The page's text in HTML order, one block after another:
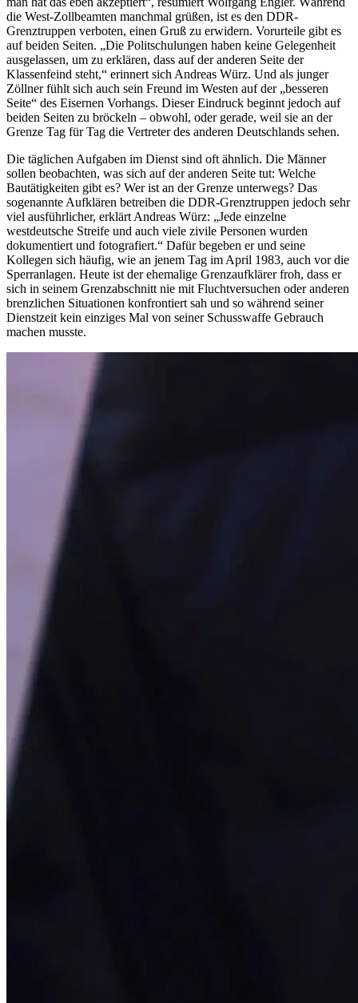
die West-Zollbeamten manchmal grüßen, ist es den DDR-
Grenztruppen verboten, einen Gruß zu erwidern. Vorurteile gibt es
auf beiden Seiten. „Die Politschulungen haben keine Gelegenheit
ausgelassen, um zu erklären, dass auf der anderen Seite der
Klassenfeind steht,“ erinnert sich Andreas Würz. Und als junger
Zöllner fühlt sich auch sein Freund im Westen auf der „besseren
Seite“ des Eisernen Vorhangs. Dieser Eindruck beginnt jedoch auf
beiden Seiten zu bröckeln – obwohl, oder gerade, weil sie an der
Grenze Tag für Tag die Vertreter des anderen Deutschlands sehen.
Die täglichen Aufgaben im Dienst sind oft ähnlich. Die Männer
sollen beobachten, was sich auf der anderen Seite tut: Welche
Bautätigkeiten gibt es? Wer ist an der Grenze unterwegs? Das
sogenannte Aufklären betreiben die DDR-Grenztruppen jedoch sehr
viel ausführlicher, erklärt Andreas Würz: „Jede einzelne
westdeutsche Streife und auch viele zivile Personen wurden
dokumentiert und fotografiert.“ Dafür begeben er und seine
Kollegen sich häufig, wie an jenem Tag im April 1983, auch vor die
Sperranlagen. Heute ist der ehemalige Grenzaufklärer froh, dass er
sich in seinem Grenzabschnitt nie mit Fluchtversuchen oder anderen
brenzlichen Situationen konfrontiert sah und so während seiner
Dienstzeit kein einziges Mal von seiner Schusswaffe Gebrauch
machen musste.